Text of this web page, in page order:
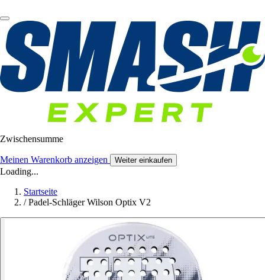
Zwischensumme
Meinen Warenkorb anzeigen Weiter einkaufen
Loading...
Startseite
/ Padel-Schläger Wilson Optix V2